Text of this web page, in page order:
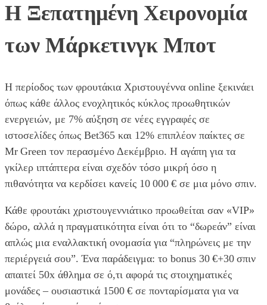
Η Ξεπατημένη Χειρονομία
των Μάρκετινγκ Μποτ
Η περίοδος των φρουτάκια Χριστουγέννα online ξεκινάει
όπως κάθε άλλος ενοχλητικός κύκλος προωθητικών
ενεργειών, με 7% αύξηση σε νέες εγγραφές σε
ιστοσελίδες όπως Bet365 και 12% επιπλέον παίκτες σε
Mr Green τον περασμένο Δεκέμβριο. Η αγάπη για τα
γκίλερ ιπτάπτερα είναι σχεδόν τόσο μικρή όσο η
πιθανότητα να κερδίσει κανείς 10 000 € σε μια μόνο σπιν.
Κάθε φρουτάκι χριστουγεννιάτικο προωθείται σαν «VIP»
δώρο, αλλά η πραγματικότητα είναι ότι το “δωρεάν” είναι
απλώς μια εναλλακτική ονομασία για “πληρώνεις με την
περιέργειά σου”. Ένα παράδειγμα: το bonus 30 €+30 σπιν
απαιτεί 50x άθλημα σε ό,τι αφορά τις στοιχηματικές
μονάδες – ουσιαστικά 1500 € σε πονταρίσματα για να